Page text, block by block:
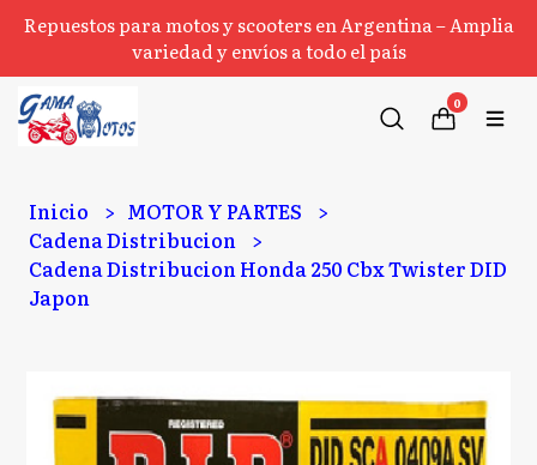
Repuestos para motos y scooters en Argentina – Amplia
variedad y envíos a todo el país
0
Inicio
MOTOR Y PARTES
Cadena Distribucion
Cadena Distribucion Honda 250 Cbx Twister DID
Japon